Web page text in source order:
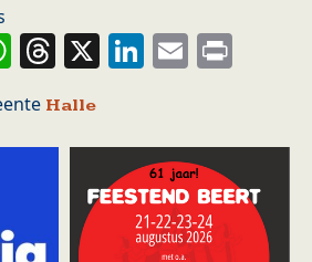
WhatsApp
Threads
X LinkedIn
Email
Halle